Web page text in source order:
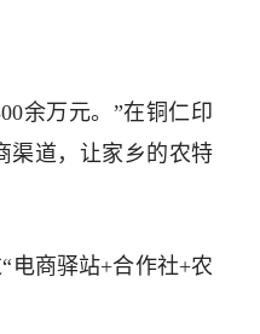
余万元。”在铜仁印
渠道，让家乡的农特
电商驿站+合作社+农